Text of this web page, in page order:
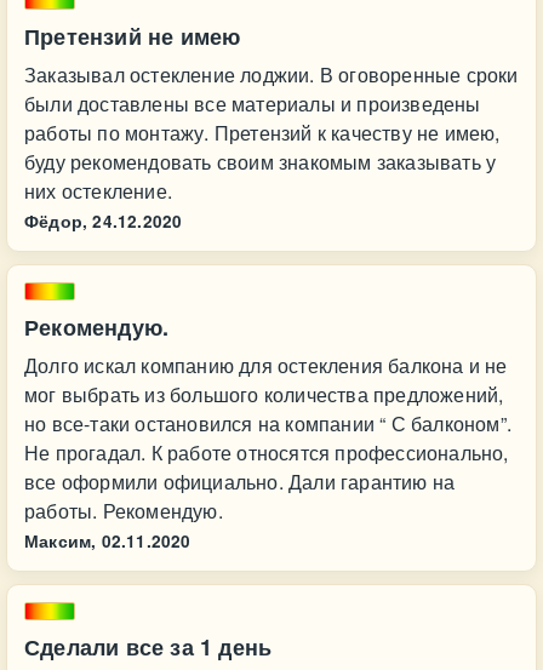
Претензий не имею
Заказывал остекление лоджии. В оговоренные сроки
были доставлены все материалы и произведены
работы по монтажу. Претензий к качеству не имею,
буду рекомендовать своим знакомым заказывать у
них остекление.
Фёдор, 24.12.2020
Рекомендую.
Долго искал компанию для остекления балкона и не
мог выбрать из большого количества предложений,
но все-таки остановился на компании “ С балконом”.
Не прогадал. К работе относятся профессионально,
все оформили официально. Дали гарантию на
работы. Рекомендую.
Максим, 02.11.2020
Сделали все за 1 день